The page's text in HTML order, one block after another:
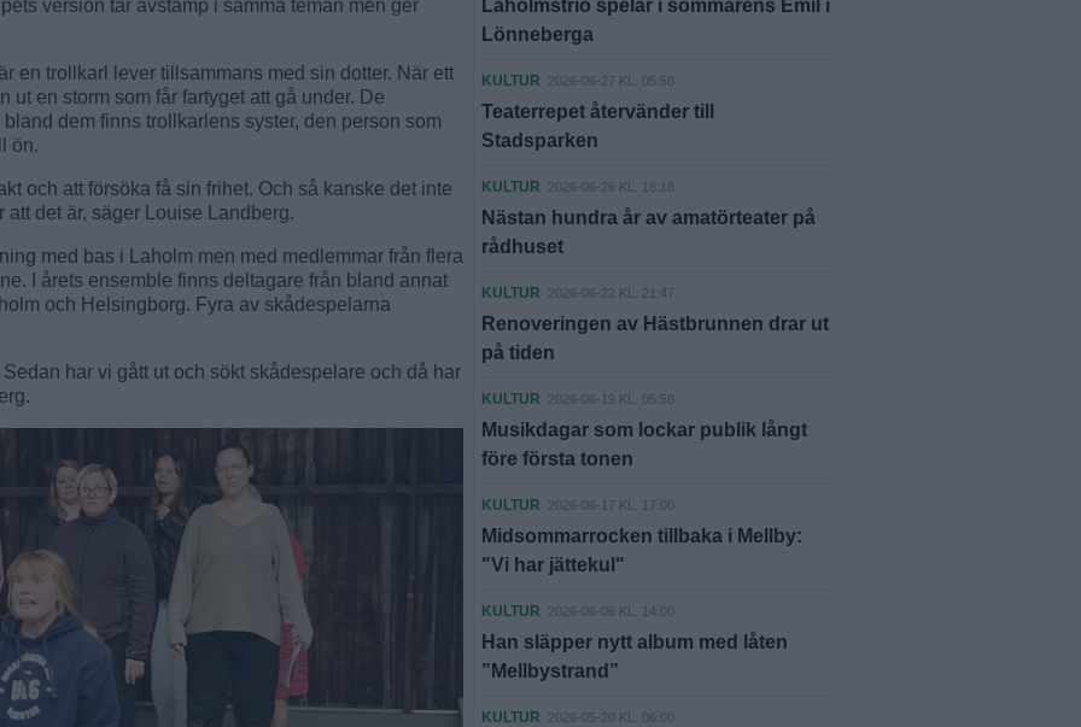
version tar avstamp i samma teman men ger
en trollkarl lever tillsammans med sin dotter. När ett
ut en storm som får fartyget att gå under. De
dem finns trollkarlens syster, den person som
ön.
och att försöka få sin frihet. Och så kanske det inte
det är, säger Louise Landberg.
med bas i Laholm men med medlemmar från flera
I årets ensemble finns deltagare från bland annat
och Helsingborg. Fyra av skådespelarna
har vi gått ut och sökt skådespelare och då har
Laholmstrio spelar i sommarens Emil i
Lönneberga
KULTUR 2026-06-27 KL. 05:58
Teaterrepet återvänder till
Stadsparken
KULTUR 2026-06-26 KL. 18:18
Nästan hundra år av amatörteater på
rådhuset
KULTUR 2026-06-22 KL. 21:47
Renoveringen av Hästbrunnen drar ut
på tiden
KULTUR 2026-06-19 KL. 05:58
Musikdagar som lockar publik långt
före första tonen
KULTUR 2026-06-17 KL. 17:00
Midsommarrocken tillbaka i Mellby:
"Vi har jättekul"
KULTUR 2026-06-06 KL. 14:00
Han släpper nytt album med låten
”Mellbystrand”
KULTUR 2026-05-20 KL. 06:00